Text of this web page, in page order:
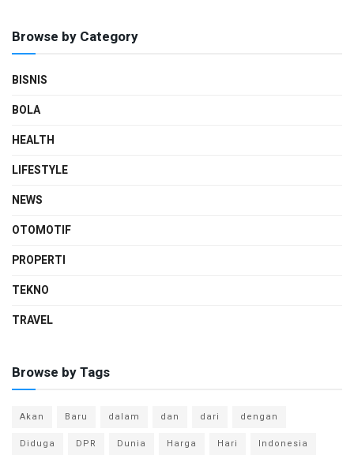
Browse by Category
BISNIS
BOLA
HEALTH
LIFESTYLE
NEWS
OTOMOTIF
PROPERTI
TEKNO
TRAVEL
Browse by Tags
Akan Baru dalam dan dari
dengan
Diduga
DPR Dunia Harga Hari
Indonesia